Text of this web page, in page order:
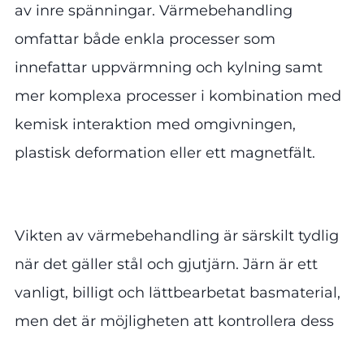
av inre spänningar. Värmebehandling
omfattar både enkla processer som
innefattar uppvärmning och kylning samt
mer komplexa processer i kombination med
kemisk interaktion med omgivningen,
plastisk deformation eller ett magnetfält.
Vikten av värmebehandling är särskilt tydlig
när det gäller stål och gjutjärn. Järn är ett
vanligt, billigt och lättbearbetat basmaterial,
men det är möjligheten att kontrollera dess